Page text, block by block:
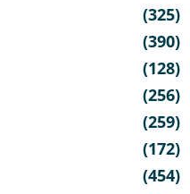
(325)
(390)
(128)
(256)
(259)
(172)
(454)